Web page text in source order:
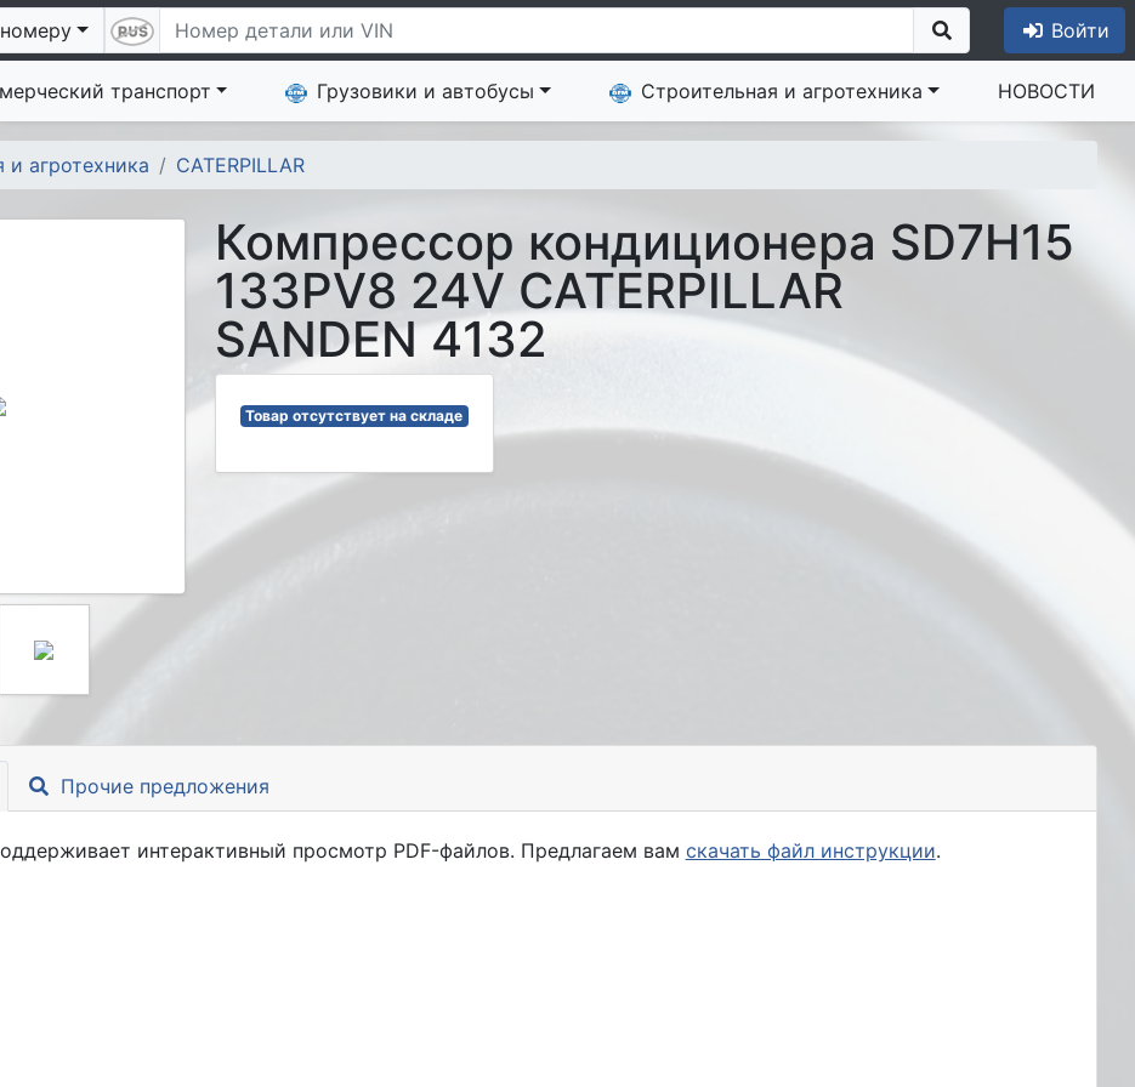
Войти
транспорт Грузовики и автобусы Строительная и агротехника НОВОСТИ
и агротехника CATERPILLAR
Компрессор кондиционера SD7H15
133PV8 24V CATERPILLAR
SANDEN 4132
Товар отсутствует на складе
Прочие предложения
интерактивный просмотр PDF-файлов. Предлагаем вам скачать файл инструкции.